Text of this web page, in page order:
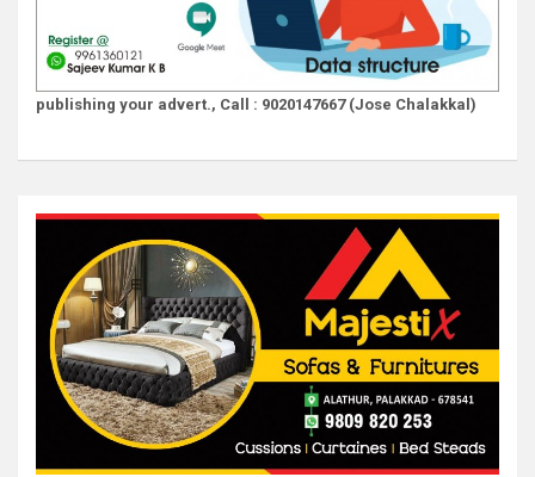
publishing your advert., Call : 9020147667 (Jose Chalakkal)